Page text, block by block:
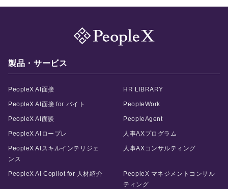
製品・サービス
PeopleX AI面接 HR LIBRARY
PeopleX AI面接 for バイト PeopleWork
PeopleX AI面談 PeopleAgent
PeopleX AIロープレ 人事AXプログラム
PeopleX AIスキルインテリジェ
ンス
人事AXコンサルティング
PeopleX AI Copilot for 人材紹介
PeopleX マネジメントコンサル
ティング